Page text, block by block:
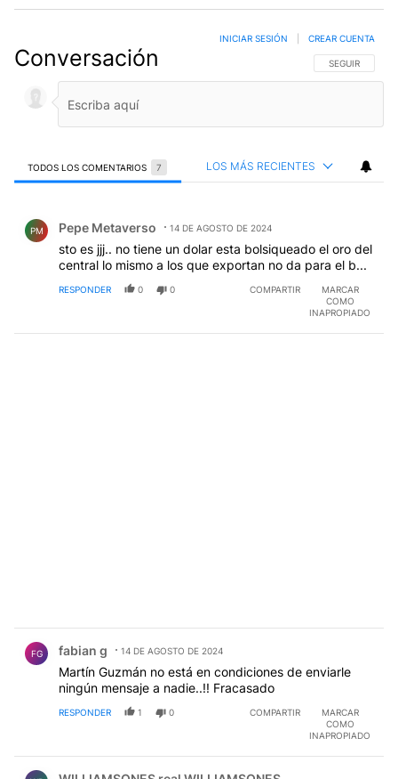
Conversación SIGA ESTA
SEGUIR
INICIAR SESIÓN CREAR CUENTA
TODOS LOS COMENTARIOS 7 LOS MÁS RECIENTES
PM Pepe Metaverso 14 DE AGOSTO DE 2024
sto es jjj.. no tiene un dolar esta bolsiqueado el oro del
central lo mismo a los que exportan no da para el b...
RESPONDER 0 0 COMPARTIR
MARCAR
COMO
INAPROPIADO
FG fabian g 14 DE AGOSTO DE 2024
Martín Guzmán no está en condiciones de enviarle
ningún mensaje a nadie..!! Fracasado
RESPONDER 1 0 COMPARTIR
MARCAR
COMO
INAPROPIADO